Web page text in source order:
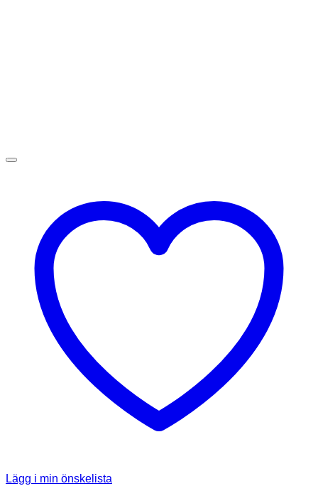
Lägg i min önskelista